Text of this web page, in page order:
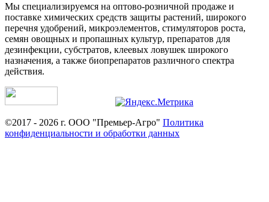
Мы специализируемся на оптово-розничной продаже и
поставке химических средств защиты растений, широкого
перечня удобрений, микроэлементов, стимуляторов роста,
семян овощных и пропашных культур, препаратов для
дезинфекции, субстратов, клеевых ловушек широкого
назначения, а также биопрепаратов различного спектра
действия.
©2017 - 2026 г. ООО "Премьер-Агро" Политика
конфиденциальности и обработки данных